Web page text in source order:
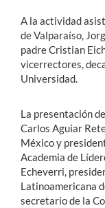
A la actividad
de Valparaíso,
padre Cristian
vicerrectores,
Universidad.
La presentación
Carlos Aguiar
México y
Academia de
Echeverri,
Latinoamericana
secretario de la